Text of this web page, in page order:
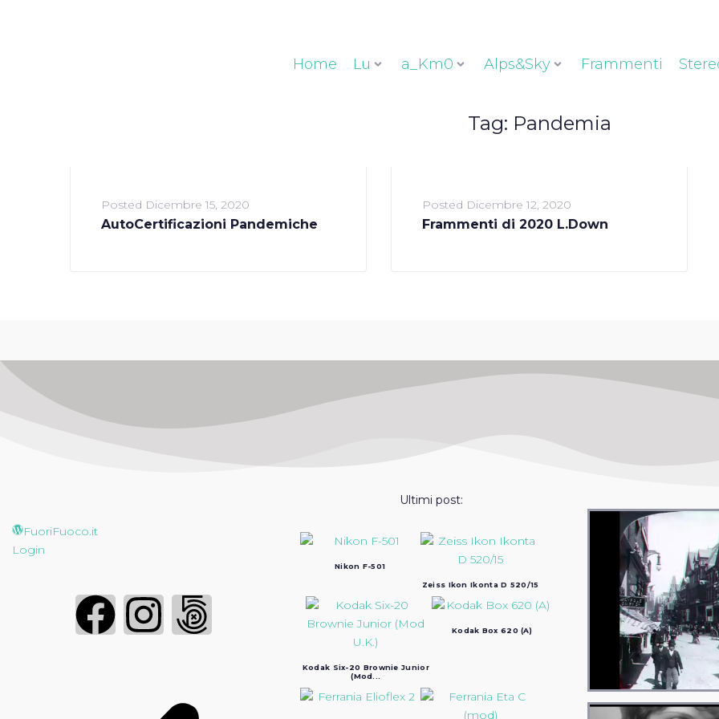
Home Lu a_Km0 Alps&Sky Frammenti
Tag: Pandemia
Posted Dicembre 15, 2020
AutoCertificazioni Pandemiche
Posted Dicembre 12, 2020
Frammenti di 2020 L.Down
FuoriFuoco.it
Login
Ultimi post:
Nikon F-501
Zeiss Ikon Ikonta D 520/15
Kodak Six-20 Brownie Junior
(Mod...
Kodak Box 620 (A)